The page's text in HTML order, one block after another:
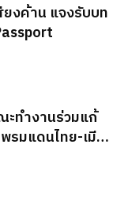
งค้าน แจงรับบท
ทำงานร่วมแก้
รมแดนไทย-เมีย